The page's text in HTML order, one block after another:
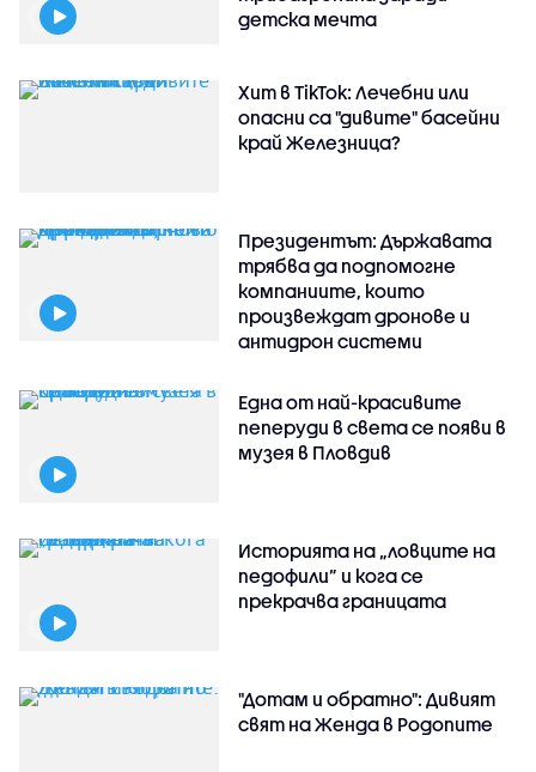
детска мечта
Хит в TikTok: Лечебни или
опасни са "дивите" басейни
край Железница?
Президентът: Държавата
трябва да подпомогне
компаниите, които
произвеждат дронове и
антидрон системи
Една от най-красивите
пеперуди в света се появи в
музея в Пловдив
Историята на „ловците на
педофили” и кога се
прекрачва границата
"Дотам и обратно": Дивият
свят на Женда в Родопите